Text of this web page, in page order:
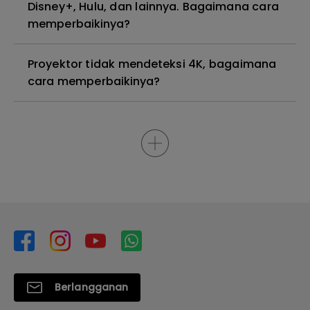
Disney+, Hulu, dan lainnya. Bagaimana cara
memperbaikinya?
Proyektor tidak mendeteksi 4K, bagaimana
cara memperbaikinya?
Berlangganan